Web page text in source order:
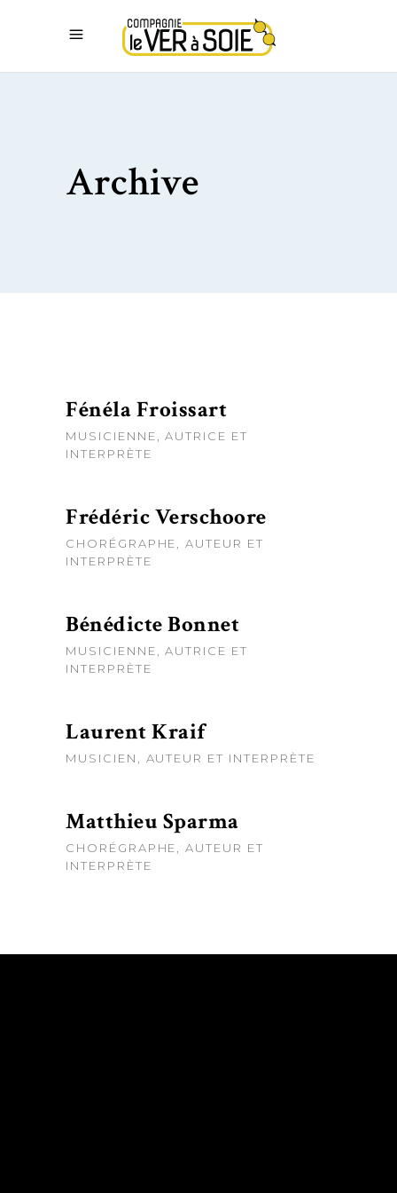
Archive
Fénéla Froissart
MUSICIENNE, AUTRICE ET
INTERPRÈTE
Frédéric Verschoore
CHORÉGRAPHE, AUTEUR ET
INTERPRÈTE
Bénédicte Bonnet
MUSICIENNE, AUTRICE ET
INTERPRÈTE
Laurent Kraif
MUSICIEN, AUTEUR ET INTERPRÈTE
Matthieu Sparma
CHORÉGRAPHE, AUTEUR ET
INTERPRÈTE